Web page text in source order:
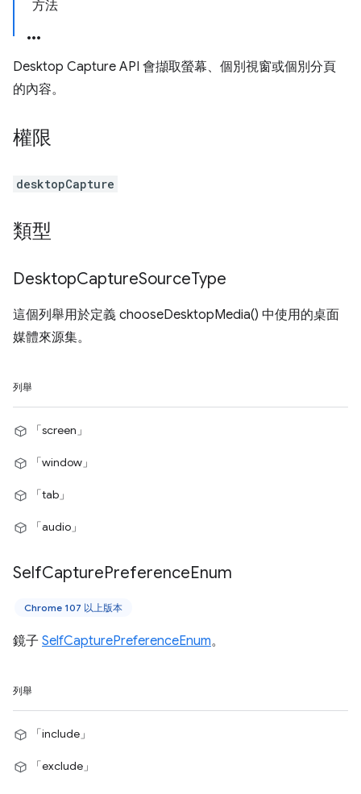
方法
Desktop Capture API 會擷取螢幕、個別視窗或個別分頁
的內容。
權限
desktopCapture
類型
DesktopCaptureSourceType
這個列舉用於定義 chooseDesktopMedia() 中使用的桌面
媒體來源集。
列舉
「screen」
「window」
「tab」
「audio」
SelfCapturePreferenceEnum
Chrome 107 以上版本
鏡子 SelfCapturePreferenceEnum。
列舉
「include」
「exclude」